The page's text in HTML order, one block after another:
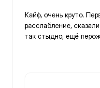
Кайф, очень круто.
расслабление,
так стыдно, ещё